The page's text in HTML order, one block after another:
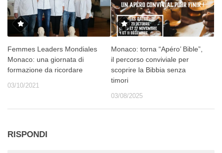
Femmes Leaders Mondiales
Monaco: una giornata di
formazione da ricordare
03/10/2021
Monaco: torna “Apéro’ Bible”,
il percorso conviviale per
scoprire la Bibbia senza
timori
03/08/2025
RISPONDI